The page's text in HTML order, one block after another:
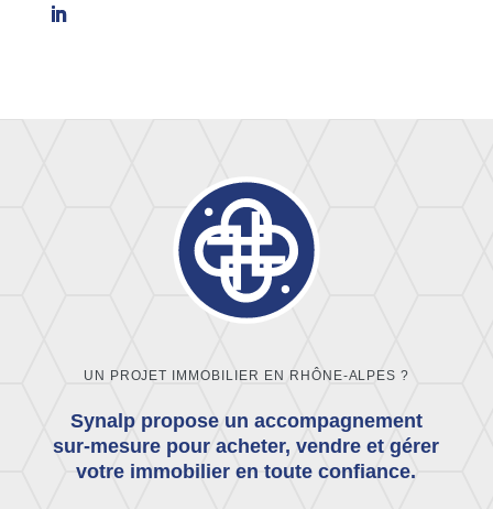
UN PROJET IMMOBILIER EN RHÔNE-ALPES ?
Synalp propose un accompagnement
sur-mesure pour acheter, vendre et gérer
votre immobilier en toute confiance.